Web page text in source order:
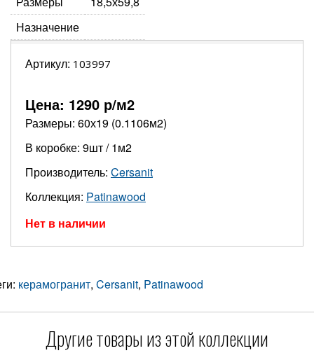
Назначение
Артикул: 103997
Цена: 1290 р/м2
Размеры: 60х19 (0.1106м2)
В коробке: 9шт / 1м2
Производитель: Cersanit
Коллекция: Patinawood
Нет в наличии
керамогранит, Cersanit, Patinawood
Другие товары из этой коллекции